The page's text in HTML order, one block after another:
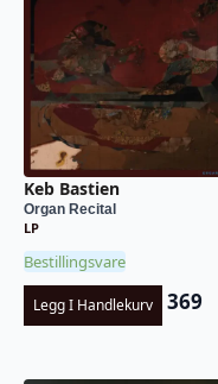
Keb Bastien
Organ Recital
LP
Bestillingsvare
Legg I Handlekurv 369